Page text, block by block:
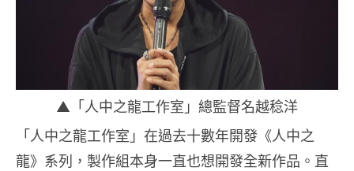
▲「人中之龍工作室」總監督名越稔洋
「人中之龍工作室」在過去十數年開發《人中之
龍》系列，製作組本身一直也想開發全新作品。直